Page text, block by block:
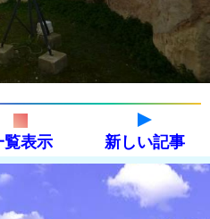
覧表示 新しい記事